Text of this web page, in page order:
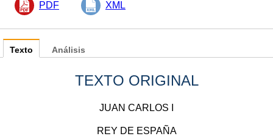
PDF XML
Texto
TEXTO ORIGINAL
JUAN CARLOS I
REY DE ESPAÑA
Análisis